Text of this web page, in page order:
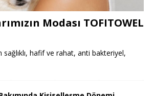
Modası TOFITOWEL
sağlıklı, hafif ve rahat, anti bakteriyel,